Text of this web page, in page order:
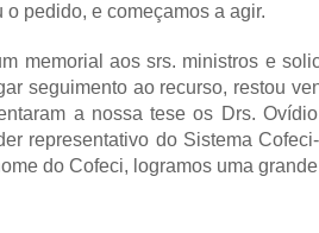
o pedido, e começamos a agir.
memorial aos srs. ministros e
seguimento ao recurso, restou
a nossa tese os Drs.
representativo do Sistema
do Cofeci, logramos uma